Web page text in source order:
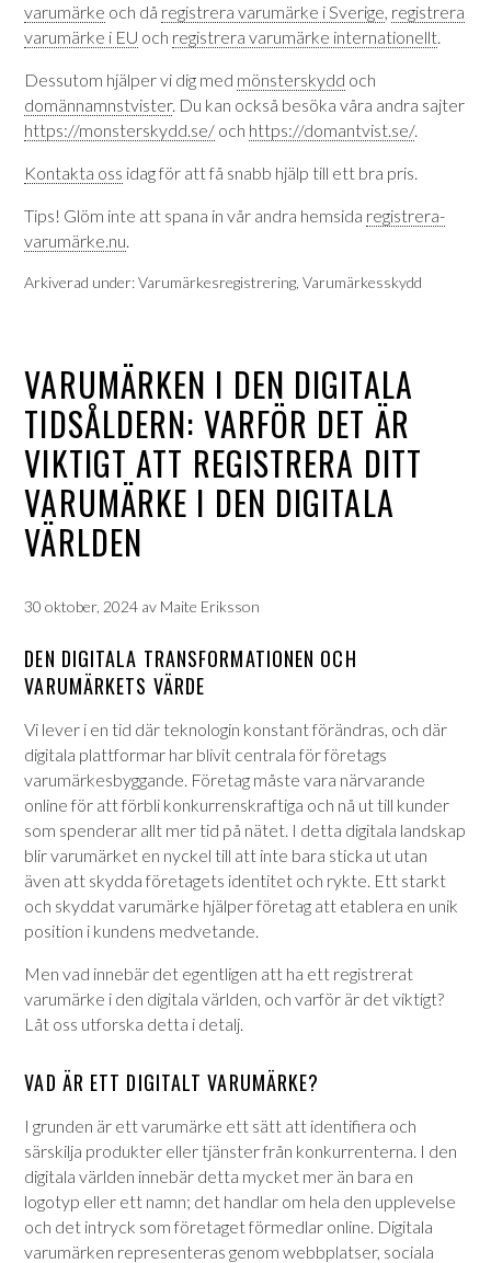
varumärke och då registrera varumärke i Sverige, registrera
varumärke i EU och registrera varumärke internationellt.
Dessutom hjälper vi dig med mönsterskydd och
domännamnstvister. Du kan också besöka våra andra sajter
https://monsterskydd.se/ och https://domantvist.se/.
Kontakta oss idag för att få snabb hjälp till ett bra pris.
Tips! Glöm inte att spana in vår andra hemsida registrera-
varumärke.nu.
Arkiverad under:Varumärkesregistrering ,Varumärkesskydd
VARUMÄRKEN I DEN DIGITALA
TIDSÅLDERN: VARFÖR DET ÄR
VIKTIGT ATT REGISTRERA DITT
VARUMÄRKE I DEN DIGITALA
VÄRLDEN
30 oktober, 2024 av Maite Eriksson
DEN DIGITALA TRANSFORMATIONEN OCH
VARUMÄRKETS VÄRDE
Vi lever i en tid där teknologin konstant förändras, och där
digitala plattformar har blivit centrala för företags
varumärkesbyggande. Företag måste vara närvarande
online för att förbli konkurrenskraftiga och nå ut till kunder
som spenderar allt mer tid på nätet. I detta digitala landskap
blir varumärket en nyckel till att inte bara sticka ut utan
även att skydda företagets identitet och rykte. Ett starkt
och skyddat varumärke hjälper företag att etablera en unik
position i kundens medvetande.
Men vad innebär det egentligen att ha ett registrerat
varumärke i den digitala världen, och varför är det viktigt?
Låt oss utforska detta i detalj.
VAD ÄR ETT DIGITALT VARUMÄRKE?
I grunden är ett varumärke ett sätt att identifiera och
särskilja produkter eller tjänster från konkurrenterna. I den
digitala världen innebär detta mycket mer än bara en
logotyp eller ett namn; det handlar om hela den upplevelse
och det intryck som företaget förmedlar online. Digitala
varumärken representeras genom webbplatser, sociala